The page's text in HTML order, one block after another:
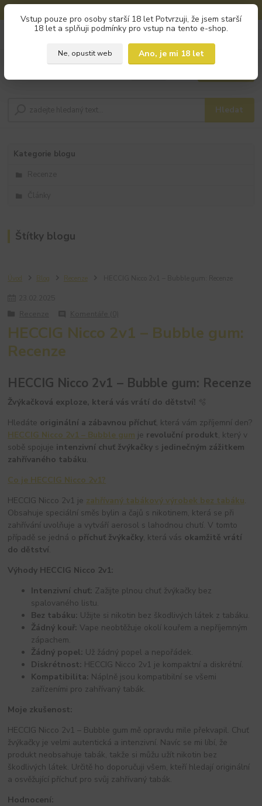
Vstup pouze pro osoby starší 18 let Potvrzuji, že jsem starší
18 let a splňuji podmínky pro vstup na tento e-shop.
Ne, opustit web
Ano, je mi 18 let
Hledat
+420 793 960 166
Kategorie blogu
Štítky blogu
Úvod Blog Recenze
HECCIG Nicco 2v1 – Bubble gum:
Recenze
HECCIG Nicco 2v1 – Bubble gum: Recenze
Žvýkačková exploze, která vás vrátí do dětství! 🫧
Hledáte originální a zábavnou příchuť, která vám zpříjemní den?
HECCIG Nicco 2v1 – Bubble gum je revoluční produkt, který v
sobě spojuje intenzivní chuť žvýkačky s jedinečným zážitkem
zahřívaného tabáku.
Co je HECCIG Nicco 2v1?
HECCIG Nicco 2v1 je zahřívaný tabákový výrobek bez tabáku.
Obsahuje speciální směs bylin a čajů s nikotinem, která se při
zahřívání uvolňuje a vytváří aerosol s lahodnou chutí. V tomto
případě se jedná o příchuť žvýkačky, která vás okamžitě vrátí
do dětství.
Výhody HECCIG Nicco 2v1:
Intenzivní chuť: Zažijte plnou chuť žvýkačky bez
spalovaného listu.
Bez tabáku: Užijte si nikotin bez škodlivých látek z tabáku.
Žádný kouř: Vape neobtěžuje okolí kouřem a nepříjemným
zápachem.
Žádný popel: Už žádný popel a nepořádek.
Diskrétnost: HECCIG Nicco 2v1 je kompaktní a diskrétní.
Kompatibilita: Náplně jsou kompatibilní se všemi
zařízeními pro zahřívaný tabák.
Moje zkušenost:
HECCIG Nicco 2v1 – Bubble gum mě opravdu mile překvapil. Chuť
žvýkačky je velmi autentická a intenzivní. Navíc se mi líbí, že
produkt neobsahuje tabák, takže si můžu užít nikotin bez
škodlivých látek. Určitě ho doporučuji všem, kteří hledají originální
a osvěžující příchuť pro svůj zahřívaný tabák.
Hodnocení: